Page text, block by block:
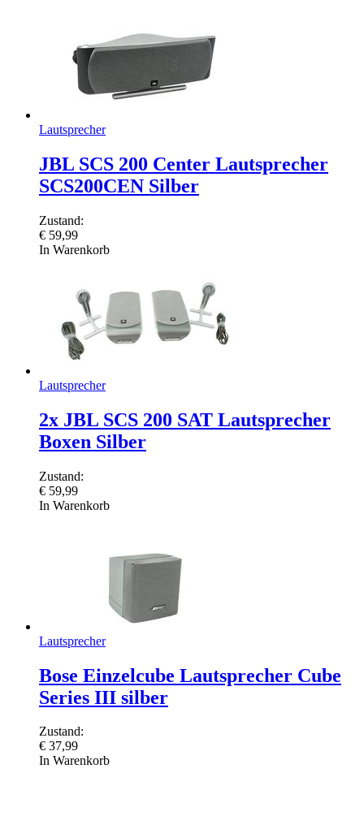
Lautsprecher
JBL SCS 200 Center Lautsprecher
SCS200CEN Silber
Zustand:
€ 59,99
In Warenkorb
Lautsprecher
2x JBL SCS 200 SAT Lautsprecher
Boxen Silber
Zustand:
€ 59,99
In Warenkorb
Lautsprecher
Bose Einzelcube Lautsprecher Cube
Series III silber
Zustand:
€ 37,99
In Warenkorb